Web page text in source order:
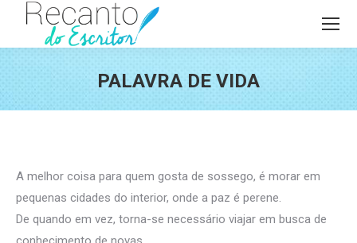
PALAVRA DE VIDA
A melhor coisa para quem gosta de sossego, é morar em
pequenas cidades do interior, onde a paz é perene.
De quando em vez, torna-se necessário viajar em busca de